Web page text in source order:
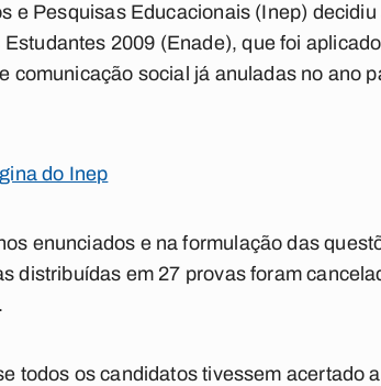
e Pesquisas Educacionais (Inep)
2009 (Enade), que foi
comunicação social já anuladas no ano
do Inep
enunciados e na formulação das
distribuídas em 27 provas foram
todos os candidatos tivessem acertado